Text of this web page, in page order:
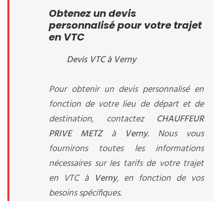
Obtenez un devis
personnalisé pour votre trajet
en VTC
Devis VTC à Verny
Pour obtenir un devis personnalisé en
fonction de votre lieu de départ et de
destination, contactez CHAUFFEUR
PRIVE METZ à Verny. Nous vous
fournirons toutes les informations
nécessaires sur les tarifs de votre trajet
en VTC à Verny, en fonction de vos
besoins spécifiques.